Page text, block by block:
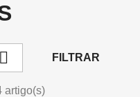
 FILTRAR
artigo(s)